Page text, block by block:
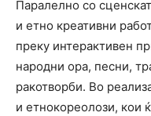
Паралелно со
и етно креативни
преку интерактивен
народни ора, песни,
ракотворби. Во
и етнокореолози, кои